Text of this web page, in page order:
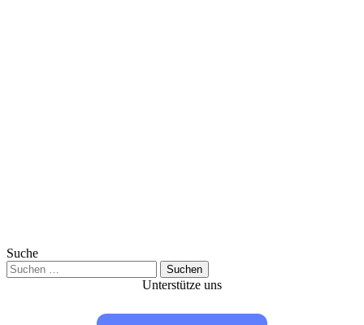
Suche
Suchen
nach:
Unterstütze uns